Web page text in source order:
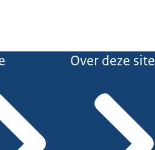
Over deze site